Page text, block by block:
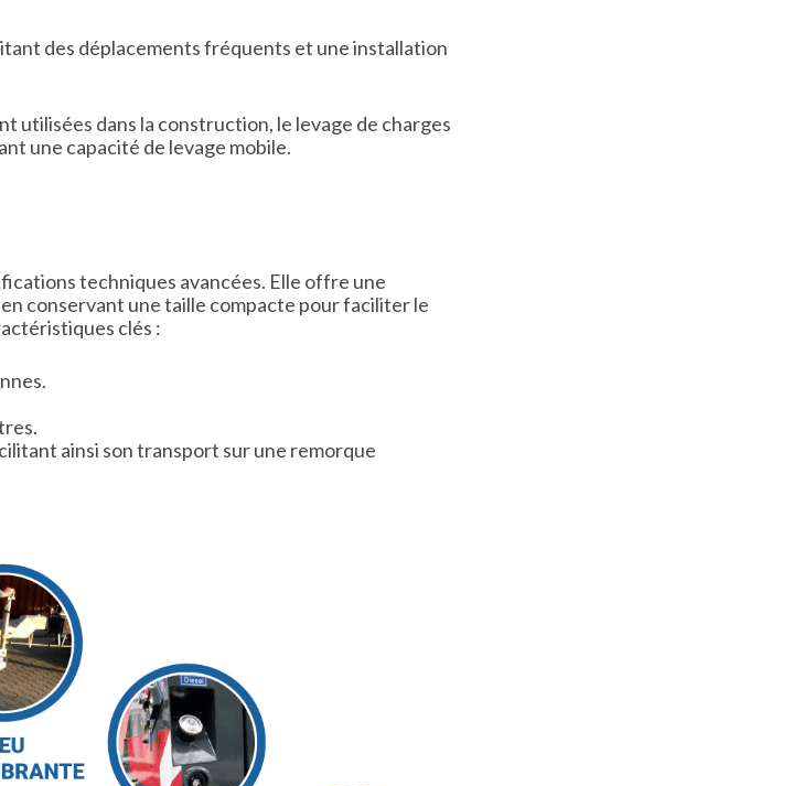
des déplacements fréquents et une installation
utilisées dans la construction, le levage de charges
une capacité de levage mobile.
techniques avancées. Elle offre une
conservant une taille compacte pour faciliter le
clés :
ainsi son transport sur une remorque